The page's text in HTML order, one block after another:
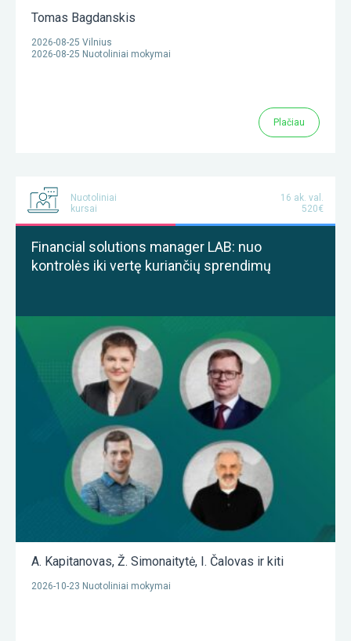
Tomas Bagdanskis
2026-08-25 Vilnius
2026-08-25 Nuotoliniai mokymai
Plačiau
Nuotoliniai
kursai
16 ak. val.
520€
Financial solutions manager LAB: nuo
kontrolės iki vertę kuriančių sprendimų
A. Kapitanovas, Ž. Simonaitytė, I. Čalovas ir kiti
2026-10-23 Nuotoliniai mokymai